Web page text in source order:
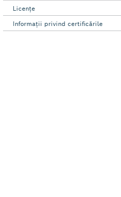
Licenţe
Informaţii privind certificările